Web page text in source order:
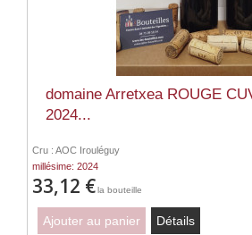
domaine Arretxea ROUGE
2024...
Cru : AOC Irouléguy
millésime: 2024
33,12 €la bouteille
Ajouter au panier Détails